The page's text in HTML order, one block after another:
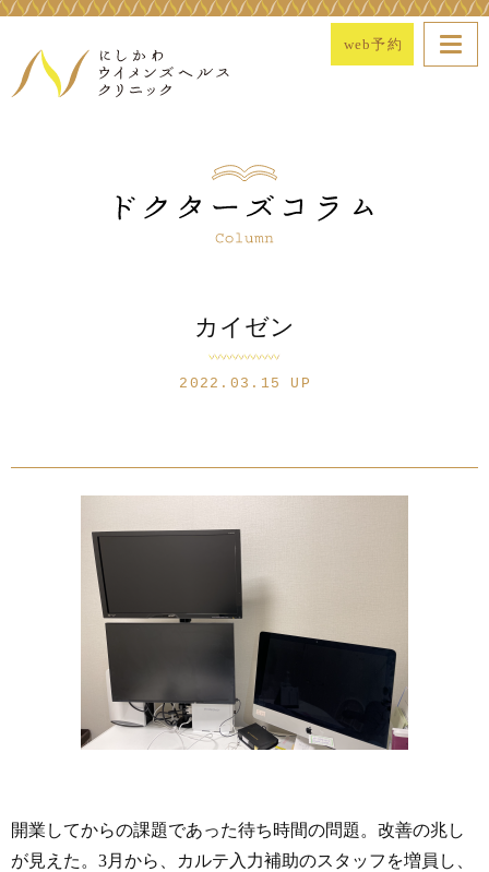
web予約
カイゼン
2022.03.15 UP
開業してからの課題であった待ち時間の問題。改善の兆し
が見えた。3月から、カルテ入力補助のスタッフを増員し、